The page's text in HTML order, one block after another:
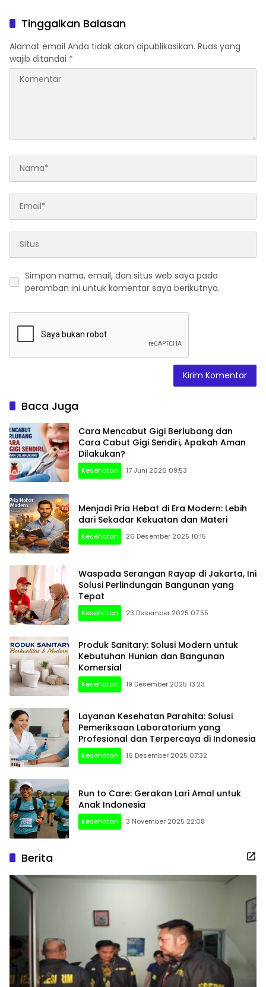
Terpercaya di Indonesia
Tinggalkan Balasan
Alamat email Anda tidak akan dipublikasikan. Ruas yang
wajib ditandai *
Simpan nama, email, dan situs web saya pada
peramban ini untuk komentar saya berikutnya.
Baca Juga
Cara Mencabut Gigi Berlubang dan
Cara Cabut Gigi Sendiri, Apakah Aman
Dilakukan?
Kesehatan 17 Juni 2026 09:53
Menjadi Pria Hebat di Era Modern: Lebih
dari Sekadar Kekuatan dan Materi
Kesehatan 26 Desember 2025 10:15
Waspada Serangan Rayap di Jakarta, Ini
Solusi Perlindungan Bangunan yang
Tepat
Kesehatan 23 Desember 2025 07:55
Produk Sanitary: Solusi Modern untuk
Kebutuhan Hunian dan Bangunan
Komersial
Kesehatan 19 Desember 2025 13:23
Layanan Kesehatan Parahita: Solusi
Pemeriksaan Laboratorium yang
Profesional dan Terpercaya di Indonesia
Kesehatan 16 Desember 2025 07:32
Run to Care: Gerakan Lari Amal untuk
Anak Indonesia
Kesehatan 3 November 2025 22:08
Berita